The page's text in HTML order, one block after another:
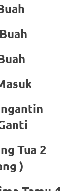
Tua 2
)